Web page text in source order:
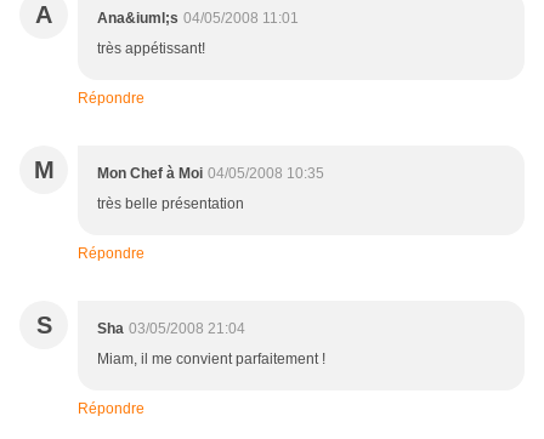
A Ana&iuml;s 04/05/2008 11:01
très appétissant!
Répondre
M Mon Chef à Moi 04/05/2008 10:35
très belle présentation
Répondre
S Sha 03/05/2008 21:04
Miam, il me convient parfaitement !
Répondre